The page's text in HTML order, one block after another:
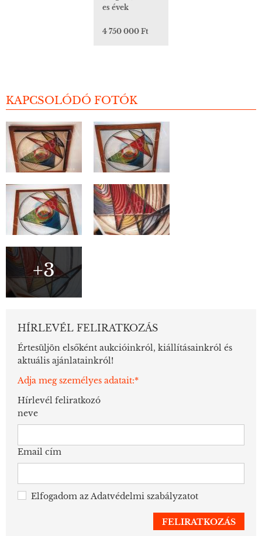
es évek
4 750 000 Ft
KAPCSOLÓDÓ FOTÓK
+3
HÍRLEVÉL FELIRATKOZÁS
Értesüljön elsőként aukcióinkról, kiállításainkról és
aktuális ajánlatainkról!
Adja meg személyes adatait:*
Hírlevél feliratkozó
neve
Email cím
Elfogadom az Adatvédelmi szabályzatot